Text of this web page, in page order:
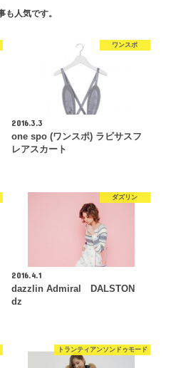
も人気です。
ワンスポ
2016.3.3
one spo (ワンスポ) ラビサスフ
レアスカート
ダズリン
2016.4.1
dazzlin Admiral DALSTON
dz
トランティアンソンドゥモード